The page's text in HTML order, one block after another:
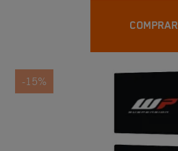
COMPRAR
-15%